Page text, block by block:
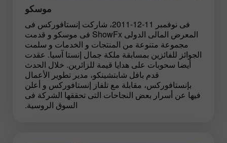
موسكو
فى نوفمبر 11-12-2011، شاركت إنستافوركس فى
المعرض المالى الدولى ShowFx فى موسكو و قدمت
مجموعة متنوعة من المنتجات و الخدمات و سلمت
الجوائز للفائزين بمسابقة ملكة جمال إنستا آسيا. عقدت
أيضا سحوبات على هدايا قيمة للزائرين. خلال الحدث
قدم بافل شابتشينكو، مدير تطوير الأعمال
بإنستافوركس، مقابلة مع تلفاز إنستافوركس و أعلن
فيها عن أسرار بعض النجاحات التى تحققها الشركة فى
السوق الروسية.